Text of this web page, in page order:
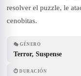
resolver el puzzle, le
cenobitas.
🎭 GÉNERO
Terror, Suspense
⏱ DURACIÓN